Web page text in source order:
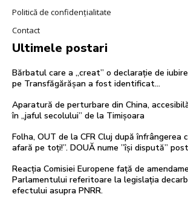
Politică de confidențialitate
Contact
Ultimele postari
Bărbatul care a „creat” o declarație de
pe Transfăgărășan a fost identificat…
Aparatură de perturbare din China,
în „jaful secolului” de la Timișoara
Folha, OUT de la CFR Cluj după înfrângerea
afară pe toți!”. DOUĂ nume ”își dispută”
Reacția Comisiei Europene față de
Parlamentului referitoare la legislația
efectului asupra PNRR.